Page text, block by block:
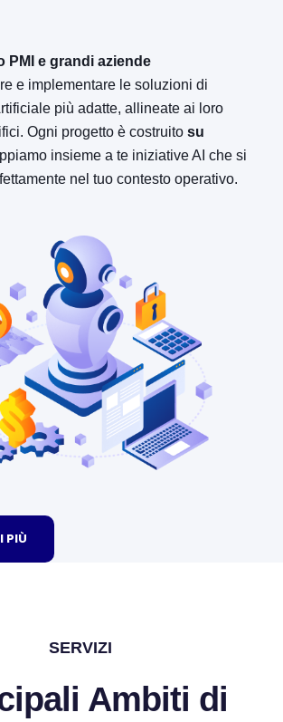
PMI e grandi aziende
e implementare le soluzioni di
più adatte, allineate ai loro
Ogni progetto è costruito su
insieme a te iniziative AI che si
nel tuo contesto operativo.
PIÙ
SERVIZI
Ambiti di